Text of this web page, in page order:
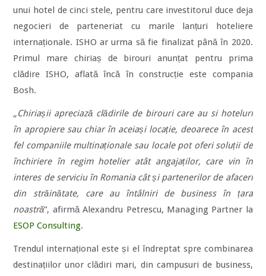
unui hotel de cinci stele, pentru care investitorul duce deja
negocieri de parteneriat cu marile lanțuri hoteliere
internaționale. ISHO ar urma să fie finalizat până în 2020.
Primul mare chiriaș de birouri anunțat pentru prima
clădire ISHO, aflată încă în construcție este compania
Bosh.
„Chiriașii apreciază clădirile de birouri care au si hoteluri
în apropiere sau chiar în aceiași locație, deoarece în acest
fel companiile multinaționale sau locale pot oferi soluții de
închiriere în regim hotelier atât angajaților, care vin în
interes de serviciu în Romania cât și partenerilor de afaceri
din străinătate, care au întâlniri de business în țara
noastră”, afirmă Alexandru Petrescu, Managing Partner la
ESOP Consulting.
Trendul internațional este și el îndreptat spre combinarea
destinațiilor unor clădiri mari, din campusuri de business,